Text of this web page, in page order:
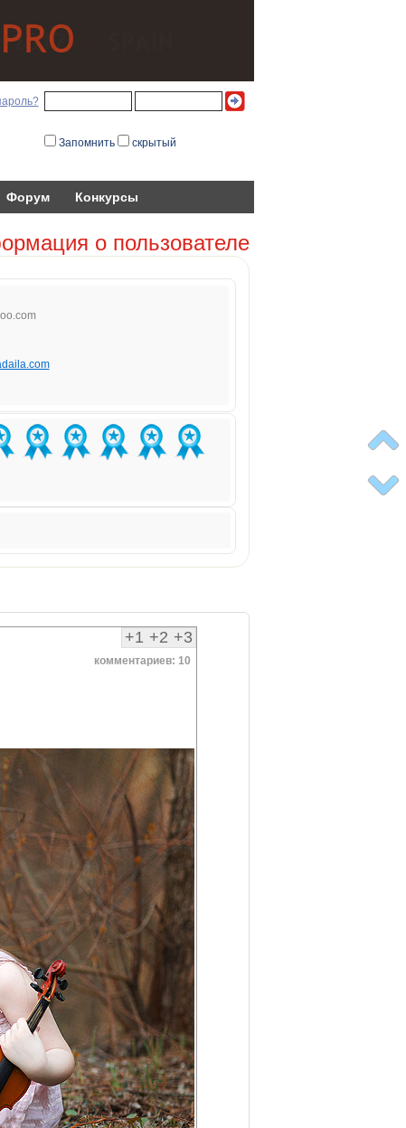
Запомнить скрытый
Форум Конкурсы
о пользователе
.com
+1 +2 +3
комментариев: 10